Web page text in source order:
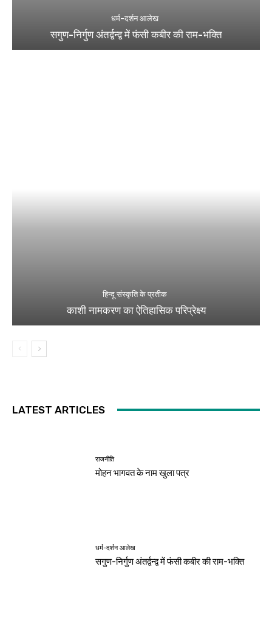
धर्म-दर्शन आलेख
सगुण-निर्गुण अंतर्द्वन्द्व में फंसी कबीर की राम-भक्ति
हिन्दू संस्कृति के प्रतीक
काशी नामकरण का ऐतिहासिक परिप्रेक्ष्य
LATEST ARTICLES
राजनीति
मोहन भागवत के नाम खुला पत्र
धर्म-दर्शन आलेख
सगुण-निर्गुण अंतर्द्वन्द्व में फंसी कबीर की राम-भक्ति